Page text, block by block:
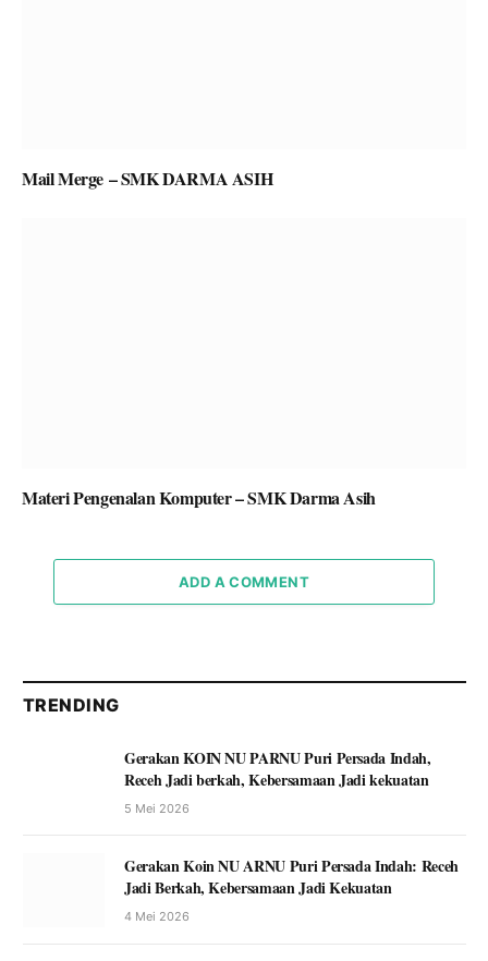
Mail Merge – SMK DARMA ASIH
Materi Pengenalan Komputer – SMK Darma Asih
ADD A COMMENT
TRENDING
Gerakan KOIN NU PARNU Puri Persada Indah,
Receh Jadi berkah, Kebersamaan Jadi kekuatan
5 Mei 2026
Gerakan Koin NU ARNU Puri Persada Indah: Receh
Jadi Berkah, Kebersamaan Jadi Kekuatan
4 Mei 2026